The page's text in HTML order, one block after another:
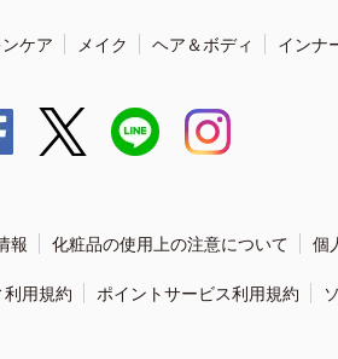
ケア メイク ヘア＆ボディ インナ
報 化粧品の使用上の注意について 個
用規約 ポイントサービス利用規約